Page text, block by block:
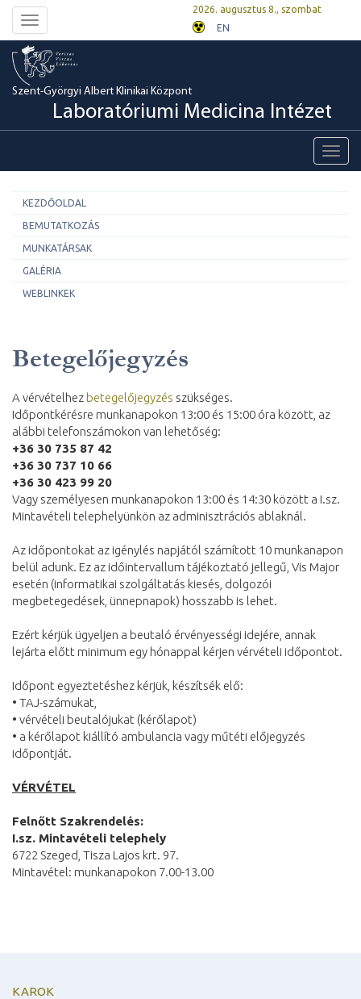
Toggle
navigation
2026. augusztus 8., szombat
EN
Szent-Györgyi Albert Klinikai Központ
Laboratóriumi Medicina Intézet
KEZDŐOLDAL
BEMUTATKOZÁS
MUNKATÁRSAK
GALÉRIA
WEBLINKEK
Betegelőjegyzés
A vérvételhez betegelőjegyzés szükséges.
Időpontkérésre munkanapokon 13:00 és 15:00 óra között, az
alábbi telefonszámokon van lehetőség:
+36 30 735 87 42
+36 30 737 10 66
+36 30 423 99 20
Vagy személyesen munkanapokon 13:00 és 14:30 között a I.sz.
Mintavételi telephelyünkön az adminisztrációs ablaknál.
Az időpontokat az igénylés napjától számított 10 munkanapon
belül adunk. Ez az időintervallum tájékoztató jellegű, Vis Major
esetén (informatikai szolgáltatás kiesés, dolgozói
megbetegedések, ünnepnapok) hosszabb is lehet.
Ezért kérjük ügyeljen a beutaló érvényességi idejére, annak
lejárta előtt minimum egy hónappal kérjen vérvételi időpontot.
Időpont egyeztetéshez kérjük, készítsék elő:
• TAJ-számukat,
• vérvételi beutalójukat (kérőlapot)
• a kérőlapot kiállító ambulancia vagy műtéti előjegyzés
időpontját.
VÉRVÉTEL
Felnőtt Szakrendelés:
I.sz. Mintavételi telephely
6722 Szeged, Tisza Lajos krt. 97.
Mintavétel: munkanapokon 7.00-13.00
KAROK